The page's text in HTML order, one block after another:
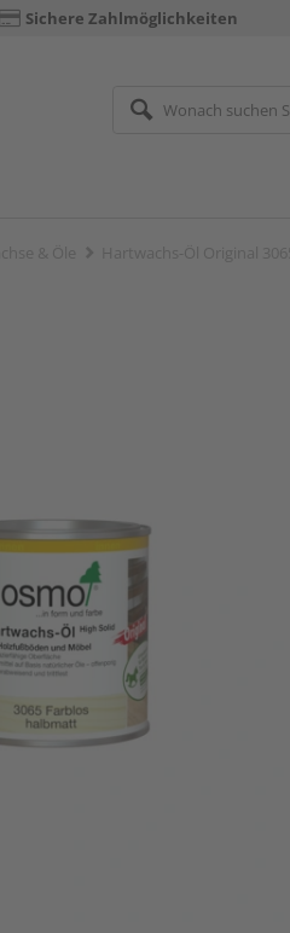
Sichere Zahlmöglichkeiten